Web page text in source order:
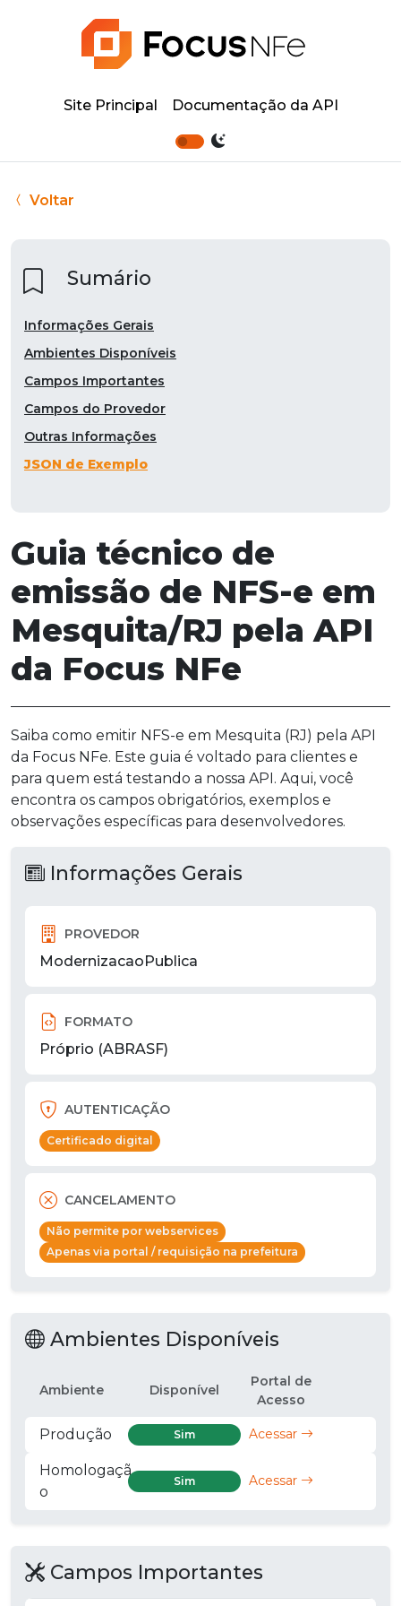
Site Principal Documentação da API
Voltar
Guia técnico de
emissão de NFS-e em
Mesquita/RJ pela API
da Focus NFe
Saiba como emitir NFS-e em Mesquita (RJ) pela API
da Focus NFe. Este guia é voltado para clientes e
para quem está testando a nossa API. Aqui, você
encontra os campos obrigatórios, exemplos e
observações específicas para desenvolvedores.
Informações Gerais
PROVEDOR
ModernizacaoPublica
FORMATO
Próprio (ABRASF)
AUTENTICAÇÃO
Certificado digital
CANCELAMENTO
Não permite por webservices
Apenas via portal / requisição na prefeitura
Ambientes Disponíveis
Ambiente Disponível
Portal de
Acesso
Produção Sim Acessar
Homologaçã
o
Sim Acessar
Campos Importantes
Sumário
Informações Gerais
Ambientes Disponíveis
Campos Importantes
Campos do Provedor
Outras Informações
JSON de Exemplo